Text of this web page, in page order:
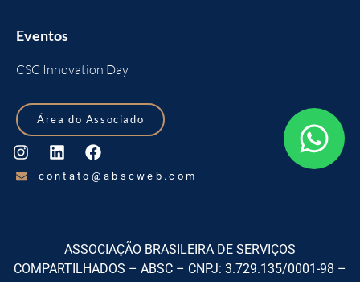
Eventos
CSC Innovation Day
Área do Associado
contato@abscweb.com
ASSOCIAÇÃO BRASILEIRA DE SERVIÇOS
COMPARTILHADOS – ABSC – CNPJ: 3.729.135/0001-98 –